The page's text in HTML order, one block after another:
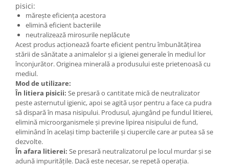
pisici:
mărește eficiența acestora
elimină eficient bacteriile
neutralizează mirosurile neplăcute
Acest produs acționează foarte eficient pentru îmbunătățirea
stării de sănătate a animalelor și a igienei generale în mediul lor
înconjurător. Originea minerală a produsului este prietenoasă cu
mediul.
Mod de utilizare:
În litiera pisicii: Se presară o cantitate mică de neutralizator
peste asternutul igienic, apoi se agită ușor pentru a face ca pudra
să dispară în masa nisipului. Produsul, ajungând pe fundul litierei,
elimină microorganismele și previne lipirea nisipului de fund,
eliminând în același timp bacteriile și ciupercile care ar putea să se
dezvolte.
În afara litierei: Se presară neutralizatorul pe locul murdar și se
adună impuritățile. Dacă este necesar, se repetă operația.